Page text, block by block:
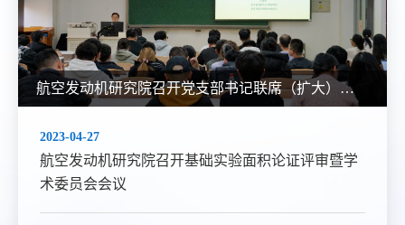
航空发动机研究院召开党支部书记联席（扩大）会，专题学习党的二十届四中全会精神
2023-04-27
航空发动机研究院召开基础实验面积论证评审暨学
术委员会会议